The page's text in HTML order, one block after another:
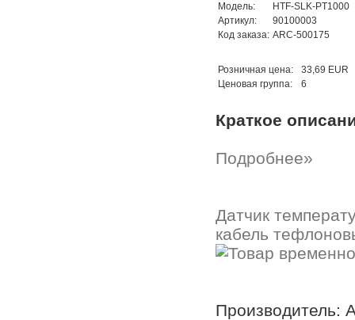
Модель:
HTF-SLK-PT1000
Артикул:
90100003
Код заказа: ARC-500175
Розничная цена:
33,69 EUR
Ценовая группа:
6
Краткое
Подробнее»
Датчик
кабель
Производитель: